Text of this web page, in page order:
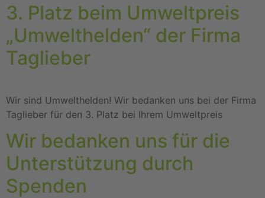
3. Platz beim Umweltpreis
„Umwelthelden“ der Firma
Taglieber
Wir sind Umwelthelden! Wir bedanken uns bei der Firma
Taglieber für den 3. Platz bei Ihrem Umweltpreis
Wir bedanken uns für die
Unterstützung durch
Spenden